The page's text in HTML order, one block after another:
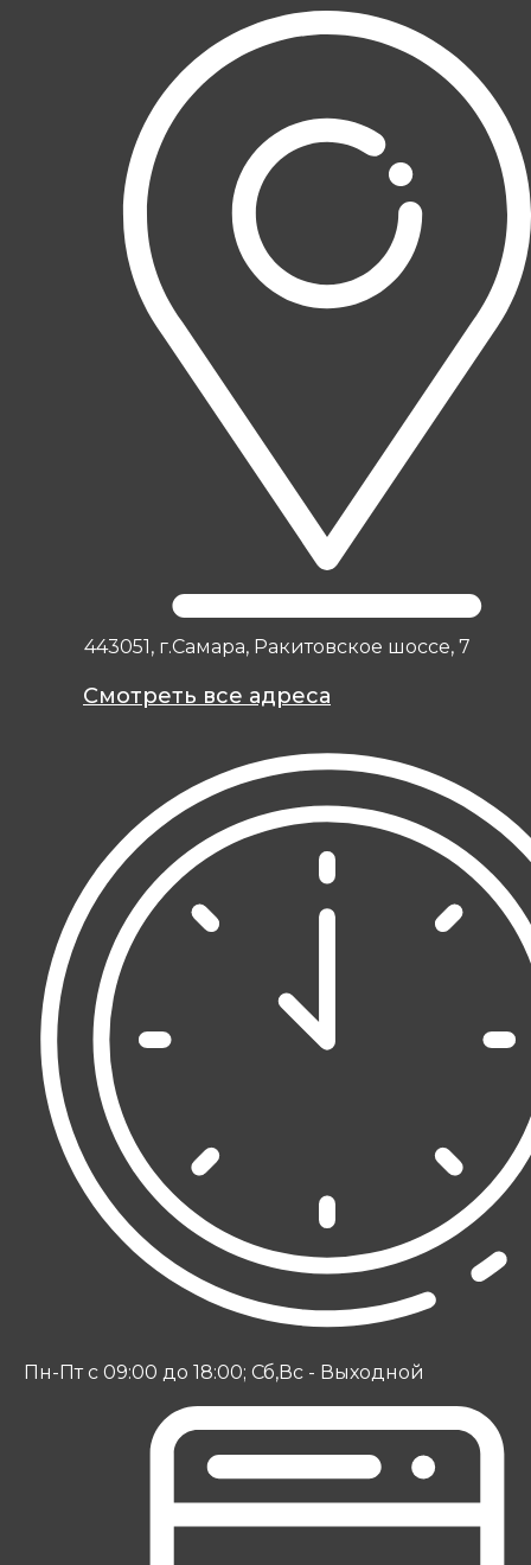
443051, г.Самара, Ракитовское шоссе, 7
Смотреть все адреса
Пн-Пт с 09:00 до 18:00; Сб,Вс - Выходной